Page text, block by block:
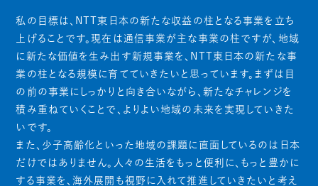
私の目標は、NTT東日本の新たな収益の柱となる事業を立ち
上げることです。現在は通信事業が主な事業の柱ですが、地域
に新たな価値を生み出す新規事業を、NTT東日本の新たな事
業の柱となる規模に育てていきたいと思っています。まずは目
の前の事業にしっかりと向き合いながら、新たなチャレンジを
積み重ねていくことで、よりよい地域の未来を実現していきた
いです。
また、少子高齢化といった地域の課題に直面しているのは日本
だけではありません。人々の生活をもっと便利に、もっと豊かに
する事業を、海外展開も視野に入れて推進していきたいと考え